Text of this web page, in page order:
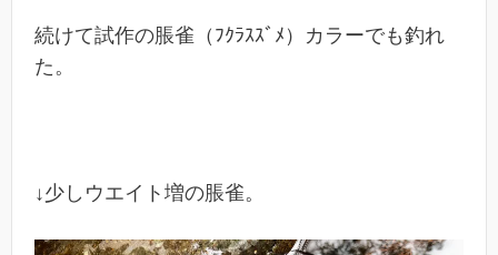
続けて試作の脹雀（ﾌｸﾗｽｽﾞﾒ）カラーでも釣れ
た。
↓少しウエイト増の脹雀。